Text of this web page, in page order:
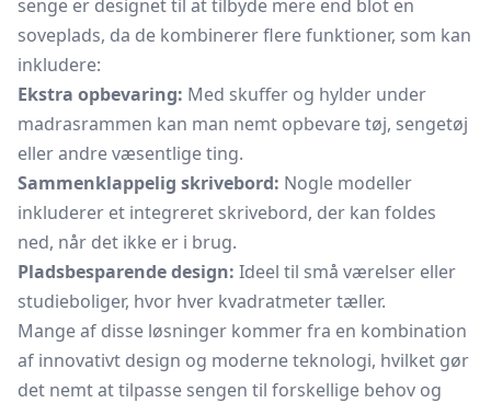
senge er designet til at tilbyde mere end blot en
soveplads, da de kombinerer flere funktioner, som kan
inkludere:
Ekstra opbevaring: Med skuffer og hylder under
madrasrammen kan man nemt opbevare tøj, sengetøj
eller andre væsentlige ting.
Sammenklappelig skrivebord: Nogle modeller
inkluderer et integreret skrivebord, der kan foldes
ned, når det ikke er i brug.
Pladsbesparende design: Ideel til små værelser eller
studieboliger, hvor hver kvadratmeter tæller.
Mange af disse løsninger kommer fra en kombination
af innovativt design og moderne teknologi, hvilket gør
det nemt at tilpasse sengen til forskellige behov og